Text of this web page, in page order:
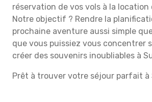
réservation de vos vols à la
Notre objectif ? Rendre la
prochaine aventure aussi simple
que vous puissiez vous concentrer
créer des souvenirs inoubliables à
Prêt à trouver votre séjour parfait à